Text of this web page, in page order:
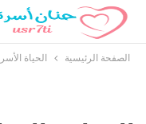
الصفحة الرئيسية الحياة